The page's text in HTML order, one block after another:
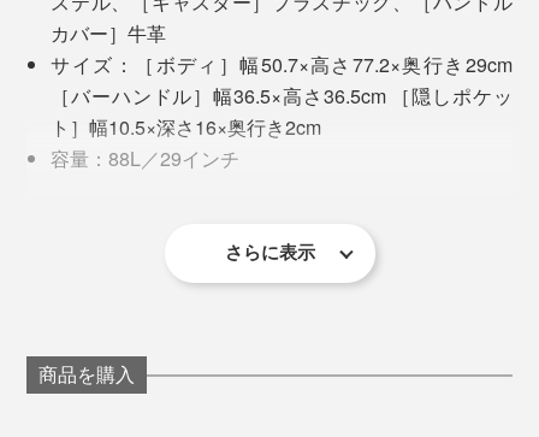
ボディの素材は、ボディ、フレームともに6000系アル
ミニウム100％。国際標準にあわせた非熱処理合金の中
で最も強度が高く、飛行機や船舶、自動車のホイールな
どにも使用される素材です。
ッとくる。これで空港を闊歩した〜い！
カバー］牛革
サイズ：［ボディ］幅50.7×高さ77.2×奥行き29cm
［バーハンドル］幅36.5×高さ36.5cm ［隠しポケッ
ト］幅10.5×深さ16×奥行き2cm
容量：88L／29インチ
《スケールハンドルについて》
さらに表示
商品を購入